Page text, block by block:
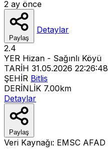
2 ay önce
Paylaş
Detaylar
2.4
YER Hizan - Sağınlı Köyü
TARİH 31.05.2026 22:26:48
ŞEHİR Bitlis
DERİNLİK 7.00km
Detaylar
Paylaş
Veri Kaynağı: EMSC AFAD